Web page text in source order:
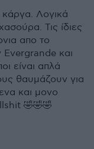
Λογικά
Τις ίδιες
απο το
και
είναι απλά
θαυμάζουν για
και μονο
🤣🤣🤣